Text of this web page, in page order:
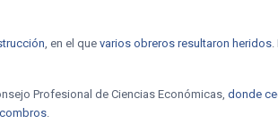
, en el quevarios obreros resultaron heridos.
Profesional de Ciencias Económicas,donde
.